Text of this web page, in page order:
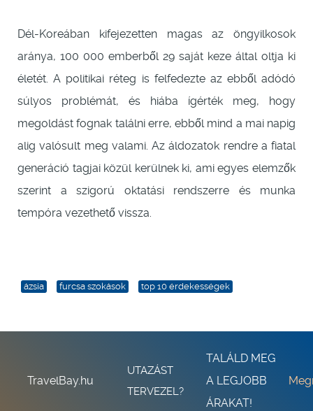
Dél-Koreában kifejezetten magas az öngyilkosok
aránya, 100 000 emberből 29 saját keze által oltja ki
életét. A politikai réteg is felfedezte az ebből adódó
súlyos problémát, és hiába ígérték meg, hogy
megoldást fognak találni erre, ebből mind a mai napig
alig valósult meg valami. Az áldozatok rendre a fiatal
generáció tagjai közül kerülnek ki, ami egyes elemzők
szerint a szigorú oktatási rendszerre és munka
tempóra vezethető vissza.
ázsia furcsa szokások top 10 érdekességek
TravelBay.hu
UTAZÁST
TERVEZEL?
TALÁLD MEG
A LEGJOBB
ÁRAKAT!